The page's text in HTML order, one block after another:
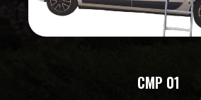
CMP 01